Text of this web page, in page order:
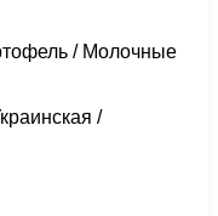
/ Молочные
/